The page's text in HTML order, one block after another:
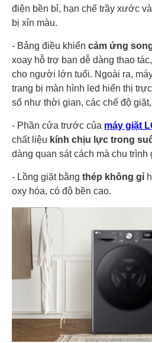
điện bền bỉ, hạn chế trầy xước
bị xỉn màu.
- Bảng điều khiển cảm ứng
xoay hỗ trợ bạn dễ dàng thao
cho người lớn tuổi. Ngoài ra,
trang bị màn hình led hiển thị
số như thời gian, các chế độ
- Phần cửa trước của máy giặt
chất liệu kính chịu lực trong
dàng quan sát cách mà chu trình
- Lồng giặt bằng thép không gỉ
oxy hóa, có độ bền cao.